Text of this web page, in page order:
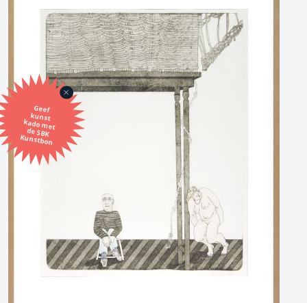
Geef
kunst
kado met
de SBK
Kunstbon